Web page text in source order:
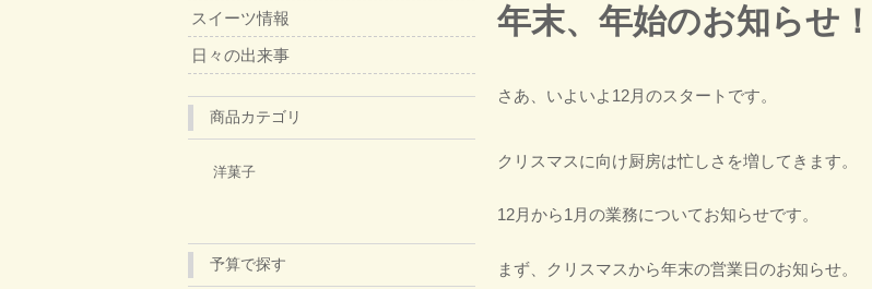
年末、年始のお知らせ！
さあ、いよいよ12月のスタートです。
クリスマスに向け厨房は忙しさを増してきます。
12月から1月の業務についてお知らせです。
まず、クリスマスから年末の営業日のお知らせ。
スイーツ情報
日々の出来事
商品カテゴリ
洋菓子
予算で探す